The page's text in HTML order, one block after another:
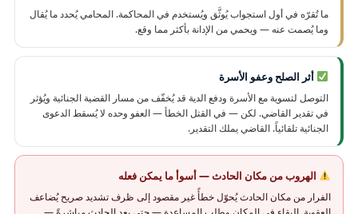
ما تُقرّه في أول استجواب يُوثَّق ويُستخدم في المحاكمة. المحامي يُحدد ما يُقال
وما يُصمت عنه — ويحمي من الإدانة بأكثر مما وقع.
أثر الصلح وعفو الأسرة
التوصل لتسوية مع الأسرة ودفع الدية قد يُخفّف من مسار القضية الجنائية ويُؤثر
في تقدير القاضي. لكن — في القتل الخطأ — العفو وحده لا يُسقط الدعوى
الجنائية تلقائياً. القاضي يملك التقدير.
الهروب من مكان الحادث — أسوأ ما يمكن فعله
الفرار من مكان الحادث يُحوّل خطأً غير مقصود إلى ظرف تشديد صريح يُضاعف